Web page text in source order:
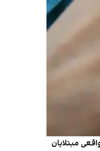
موارد شناسایی‌ شده و تعداد واقعی مبتلایان